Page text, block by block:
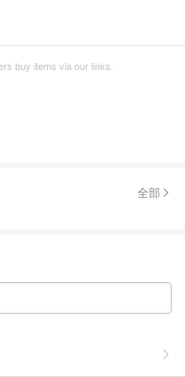
buy items via our links.
全部